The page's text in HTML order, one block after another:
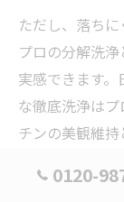
ただし、落ちに
プロの分解洗
実感できます。
な徹底洗浄は
チンの美観維持
0120-